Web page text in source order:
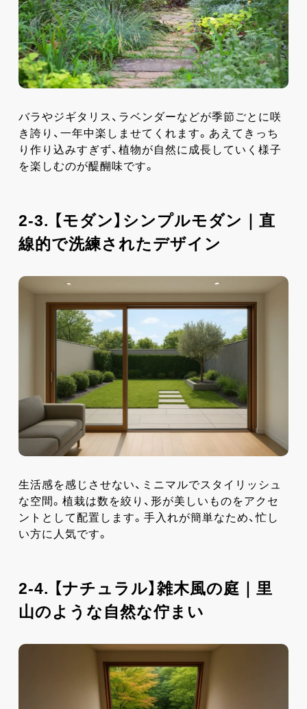
バラやジギタリス、ラベンダーなどが季節ごとに咲
き誇り、一年中楽しませてくれます。あえてきっち
り作り込みすぎず、植物が自然に成長していく様子
を楽しむのが醍醐味です。
2-3. 【モダン】シンプルモダン｜直
線的で洗練されたデザイン
生活感を感じさせない、ミニマルでスタイリッシュ
な空間。植栽は数を絞り、形が美しいものをアクセ
ントとして配置します。手入れが簡単なため、忙し
い方に人気です。
2-4. 【ナチュラル】雑木風の庭｜里
山のような自然な佇まい